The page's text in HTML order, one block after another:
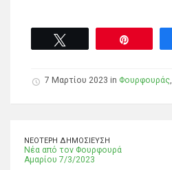
7 Μαρτίου 2023 in Φουρφουράς,
ΝΕΌΤΕΡΗ ΔΗΜΟΣΊΕΥΣΗ
Νέα από τον Φουρφουρά
Αμαρίου 7/3/2023